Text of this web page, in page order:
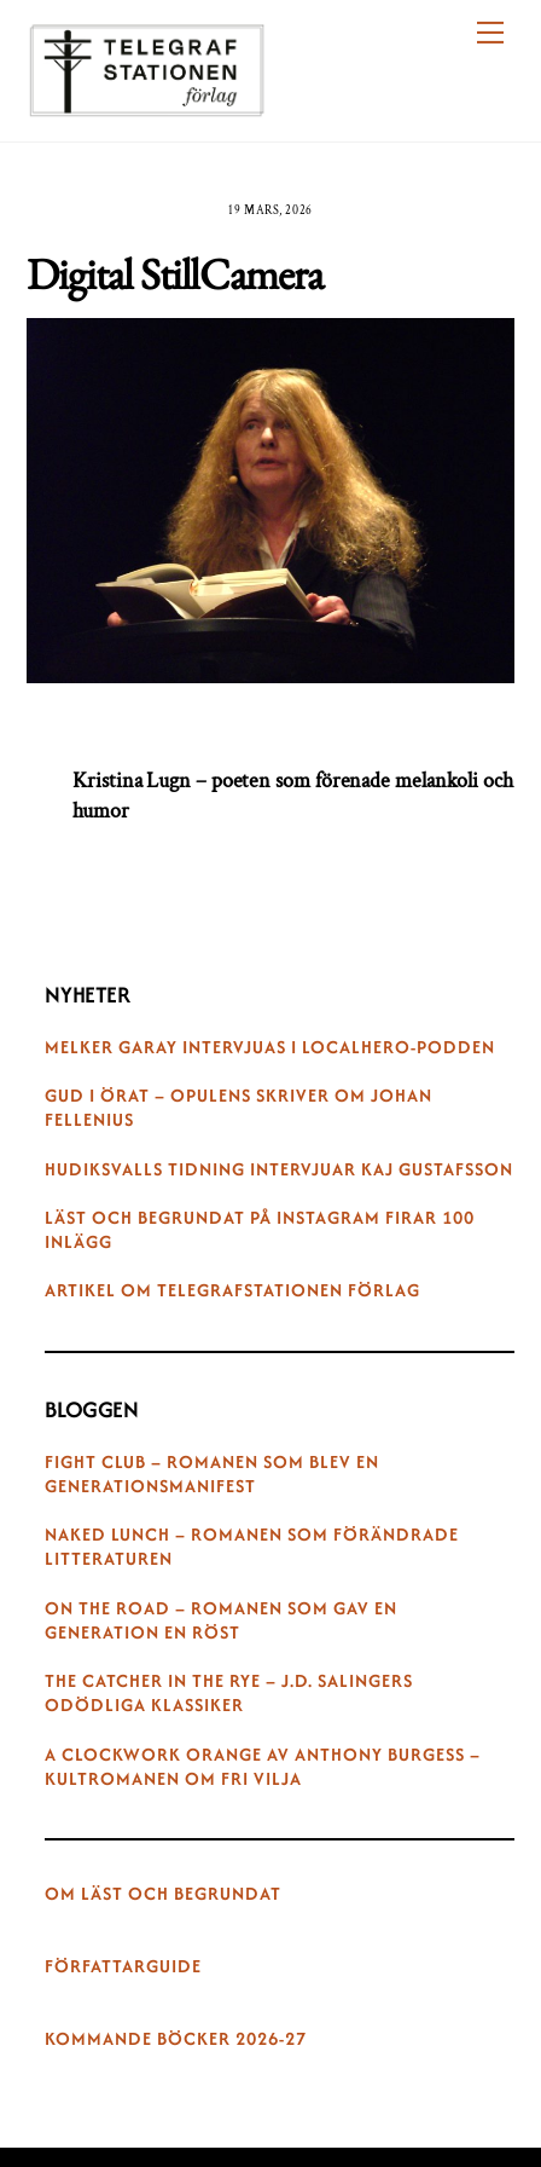
19 MARS, 2026
Digital StillCamera
Kristina Lugn – poeten som förenade melankoli och
humor
NYHETER
MELKER GARAY INTERVJUAS I LOCALHERO-PODDEN
GUD I ÖRAT – OPULENS SKRIVER OM JOHAN
FELLENIUS
HUDIKSVALLS TIDNING INTERVJUAR KAJ GUSTAFSSON
LÄST OCH BEGRUNDAT PÅ INSTAGRAM FIRAR 100
INLÄGG
ARTIKEL OM TELEGRAFSTATIONEN FÖRLAG
BLOGGEN
FIGHT CLUB – ROMANEN SOM BLEV EN
GENERATIONSMANIFEST
NAKED LUNCH – ROMANEN SOM FÖRÄNDRADE
LITTERATUREN
ON THE ROAD – ROMANEN SOM GAV EN
GENERATION EN RÖST
THE CATCHER IN THE RYE – J.D. SALINGERS
ODÖDLIGA KLASSIKER
A CLOCKWORK ORANGE AV ANTHONY BURGESS –
KULTROMANEN OM FRI VILJA
OM LÄST OCH BEGRUNDAT
FÖRFATTARGUIDE
KOMMANDE BÖCKER 2026-27